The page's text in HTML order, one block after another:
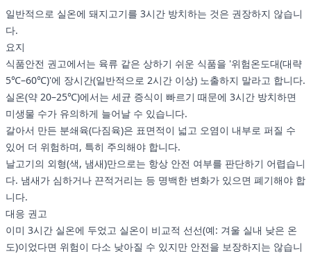
일반적으로 실온에 돼지고기를 3시간 방치하는 것은 권장하지 않습니
다.
요지
식품안전 권고에서는 육류 같은 상하기 쉬운 식품을 '위험온도대(대략
5℃–60℃)'에 장시간(일반적으로 2시간 이상) 노출하지 말라고 합니다.
실온(약 20–25℃)에서는 세균 증식이 빠르기 때문에 3시간 방치하면
미생물 수가 유의하게 늘어날 수 있습니다.
갈아서 만든 분쇄육(다짐육)은 표면적이 넓고 오염이 내부로 퍼질 수
있어 더 위험하며, 특히 주의해야 합니다.
날고기의 외형(색, 냄새)만으로는 항상 안전 여부를 판단하기 어렵습니
다. 냄새가 심하거나 끈적거리는 등 명백한 변화가 있으면 폐기해야 합
니다.
대응 권고
이미 3시간 실온에 두었고 실온이 비교적 선선(예: 겨울 실내 낮은 온
도)이었다면 위험이 다소 낮아질 수 있지만 안전을 보장하지는 않습니